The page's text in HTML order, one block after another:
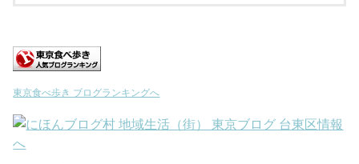
東京食べ歩き ブログランキングへ